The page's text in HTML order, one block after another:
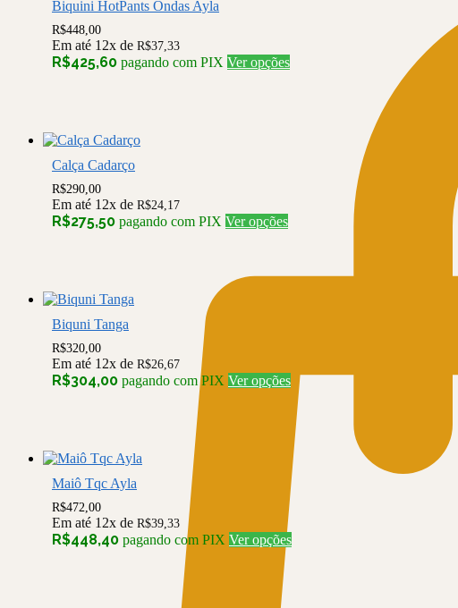
Biquini HotPants Ondas Ayla
R$448,00
Em até 12x de R$37,33
R$425,60 pagando com PIX Ver opçõesEste
Calça Cadarço
R$290,00
Em até 12x de R$24,17
R$275,50 pagando com PIX Ver opçõesEste
na
página
do
produto
Biquni Tanga
R$320,00
Em até 12x de R$26,67
R$304,00 pagando com PIX Ver opçõesEste
produto
tem
várias
variantes.
As
opções
podem
na
Maiô Tqc Ayla
R$472,00
Em até 12x de R$39,33
R$448,40 pagando com PIX Ver opçõesEste